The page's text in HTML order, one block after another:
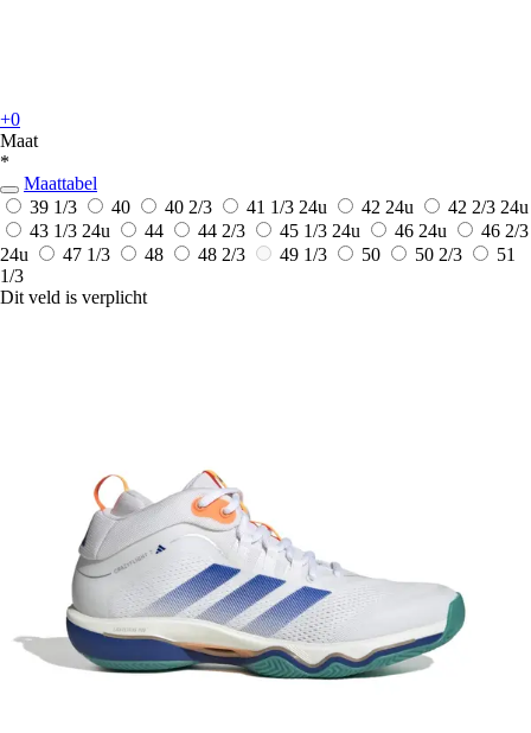
+0
Maat
*
Maattabel
39 1/3
40 40 2/3 41 1/3 24u 42 24u 42 2/3 24u
43 1/3 24u 44 44 2/3 45 1/3 24u 46 24u
46 2/3
24u
47 1/3 48 48 2/3 49 1/3 50 50 2/3
51
1/3
Dit veld is verplicht